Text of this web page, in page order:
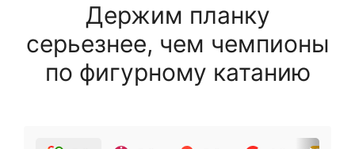
Держим планку
серьезнее, чем чемпионы
по фигурному катанию